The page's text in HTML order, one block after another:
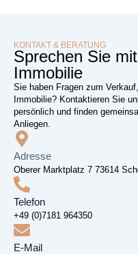
KONTAKT & BERATUNG
Sprechen Sie
Immobilie
Sie haben Fragen zum
Immobilie? Kontaktieren Sie
persönlich und finden
Anliegen.
Adresse
Oberer Marktplatz 7 73614
Telefon
+49 (0)7181 964350
E-Mail